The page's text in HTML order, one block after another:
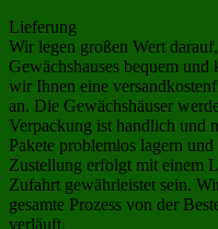
Lieferung
Wir legen großen Wert
Gewächshauses bequem
wir Ihnen eine
an. Die Gewächshäuser
Verpackung ist handlich und
Pakete problemlos lagern
Zustellung erfolgt mit einem
Zufahrt gewährleistet sein.
gesamte Prozess von der
verläuft.